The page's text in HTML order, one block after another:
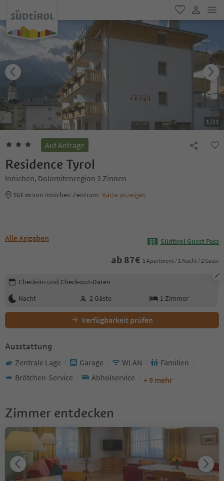
favorit
user link
1/21
Auf Anfrage
Residence Tyrol
Innichen, Dolomitenregion 3 Zinnen
161 mvon Innichen Zentrum Karte anzeigen
Alle Angaben Südtirol Guest Pass
ab 87€ 1 Apartment / 1 Nacht / 2 Gäste
Buchungsdetails bearbeiten
Check-in- und Check-out-Daten
Nacht
2 Gäste 1 Zimmer
Verfügbarkeit prüfen
Ausstattung
Zentrale Lage Garage WLAN
Familien
Brötchen-Service
Abholservice + 9 mehr
Zimmer entdecken